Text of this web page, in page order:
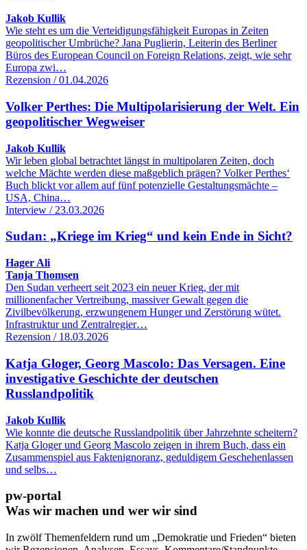
Jakob Kullik
Wie steht es um die Verteidigungsfähigkeit Europas in Zeiten
geopolitischer Umbrüche? Jana Puglierin, Leiterin des Berliner
Büros des European Council on Foreign Relations, zeigt, wie sehr
Europa zwi…
Rezension / 01.04.2026
Volker Perthes: Die Multipolarisierung der Welt. Ein
geopolitischer Wegweiser
Jakob Kullik
Wir leben global betrachtet längst in multipolaren Zeiten, doch
welche Mächte werden diese maßgeblich prägen? Volker Perthes‘
Buch blickt vor allem auf fünf potenzielle Gestaltungsmächte –
USA, China…
Interview / 23.03.2026
Sudan: „Kriege im Krieg“ und kein Ende in Sicht?
Hager Ali
Tanja Thomsen
Den Sudan verheert seit 2023 ein neuer Krieg, der mit
millionenfacher Vertreibung, massiver Gewalt gegen die
Zivilbevölkerung, erzwungenem Hunger und Zerstörung wütet.
Infrastruktur und Zentralregier…
Rezension / 18.03.2026
Katja Gloger, Georg Mascolo: Das Versagen. Eine
investigative Geschichte der deutschen
Russlandpolitik
Jakob Kullik
Wie konnte die deutsche Russlandpolitik über Jahrzehnte scheitern?
Katja Gloger und Georg Mascolo zeigen in ihrem Buch, dass ein
Zusammenspiel aus Faktenignoranz, geduldigem Geschehenlassen
und selbs…
pw-portal
Was wir machen und wer wir sind
In zwölf Themenfeldern rund um „Demokratie und Frieden“ bieten